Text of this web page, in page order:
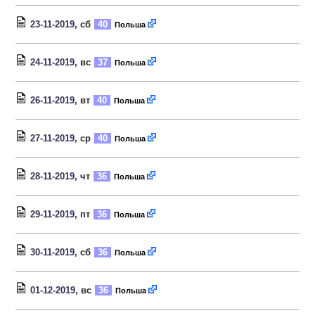
23-11-2019, сб 40 Польша
24-11-2019, вс 37 Польша
26-11-2019, вт 40 Польша
27-11-2019, ср 40 Польша
28-11-2019, чт 36 Польша
29-11-2019, пт 36 Польша
30-11-2019, сб 36 Польша
01-12-2019, вс 36 Польша